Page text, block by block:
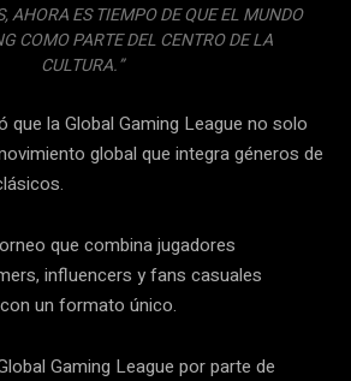
AHORA ES TIEMPO DE QUE EL MUNDO
COMO PARTE DEL CENTRO DE LA
CULTURA.”
que la Global Gaming League no solo
global que integra géneros de
que combina jugadores
influencers y fans casuales
un formato único.
Gaming League por parte de